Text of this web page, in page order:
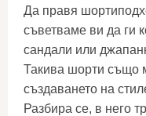
Да правя
съветваме ви да ги
сандали или
Такива шорти също
създаването на
Разбира се, в него